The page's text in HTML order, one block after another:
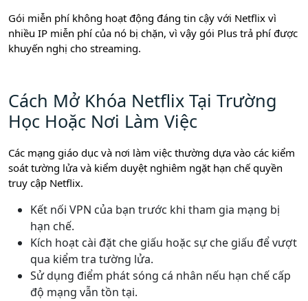
Gói miễn phí không hoạt động đáng tin cậy với Netflix vì
nhiều IP miễn phí của nó bị chặn, vì vậy gói Plus trả phí được
khuyến nghị cho streaming.
Cách Mở Khóa Netflix Tại Trường
Học Hoặc Nơi Làm Việc
Các mạng giáo dục và nơi làm việc thường dựa vào các kiểm
soát tường lửa và kiểm duyệt nghiêm ngặt hạn chế quyền
truy cập Netflix.
Kết nối VPN của bạn trước khi tham gia mạng bị
hạn chế.
Kích hoạt cài đặt che giấu hoặc sự che giấu để vượt
qua kiểm tra tường lửa.
Sử dụng điểm phát sóng cá nhân nếu hạn chế cấp
độ mạng vẫn tồn tại.